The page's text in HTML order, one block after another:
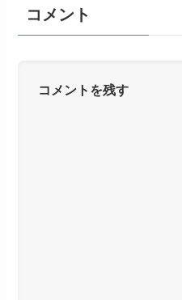
コメント
コメントを残す